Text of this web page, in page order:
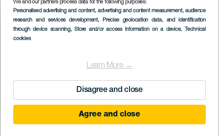
We and our partners process data for the following purposes:
Personalised advertising and content, advertising and content measurement, audience
research and services development, Precise geolocation data, and identification
through device scanning, Store and/or access information on a device, Technical
cookies
Learn More →
Disagree and close
Agree and close
Imagen
Listado